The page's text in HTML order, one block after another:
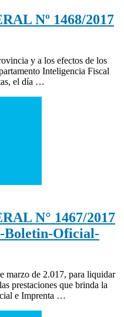
Nº 1468/2017
y a los efectos de los
Inteligencia Fiscal
el día …
N° 1467/2017
Boletin-Oficial-
marzo de 2.017, para liquidar
prestaciones que brinda la
e Imprenta …